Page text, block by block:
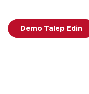
Demo Talep Edin